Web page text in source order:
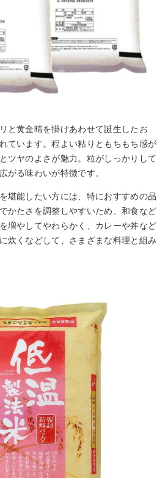
と黄金晴を掛けあわせて誕生したお
ています。程よい粘りともちもち感が
ツヤのよさが魅力。粒がしっかりして
がる味わいが特徴です。
堪能したい方には、特におすすめの品
かたさを調整しやすいため、和食など
増やしてやわらかく、カレーや丼など
炊くなどして、さまざまな料理と組み